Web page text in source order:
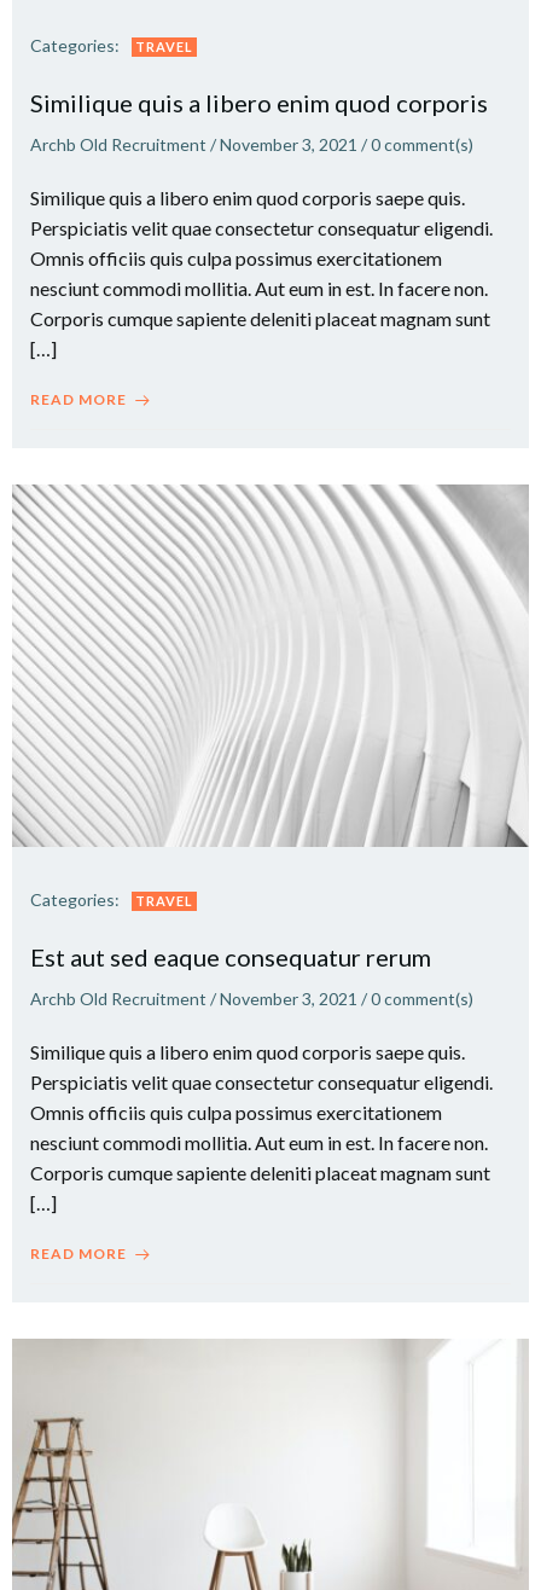
Categories: TRAVEL
Similique quis a libero enim quod corporis
Archb Old Recruitment /November 3, 2021 /0comment(s)
Similique quis a libero enim quod corporis saepe quis.
Perspiciatis velit quae consectetur consequatur eligendi.
Omnis officiis quis culpa possimus exercitationem
nesciunt commodi mollitia. Aut eum in est. In facere non.
Corporis cumque sapiente deleniti placeat magnam sunt
[…]
READ MORE
Categories: TRAVEL
Est aut sed eaque consequatur rerum
Archb Old Recruitment /November 3, 2021 /0comment(s)
Similique quis a libero enim quod corporis saepe quis.
Perspiciatis velit quae consectetur consequatur eligendi.
Omnis officiis quis culpa possimus exercitationem
nesciunt commodi mollitia. Aut eum in est. In facere non.
Corporis cumque sapiente deleniti placeat magnam sunt
[…]
READ MORE